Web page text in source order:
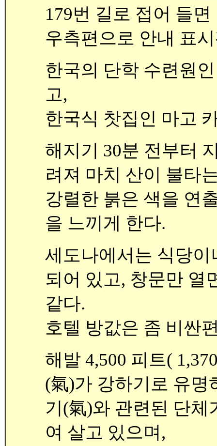
179번 길로 접어 들면
우측편으로 안내 표
한국의 단학 수련원
고,
한국식 찻집인 마고
해지기 30분 전부터
려져 마치 산이 불타
강렬한 붉은 색을 연
을 느끼게 한다.
세도나에서는 식당
되어 있고, 창문만 열
같다.
호텔 방값은 좀 비싼
해발 4,500 피트(
(氣)가 강하기로 유명
기(氣)와 관련된 단체
여 살고 있으며,